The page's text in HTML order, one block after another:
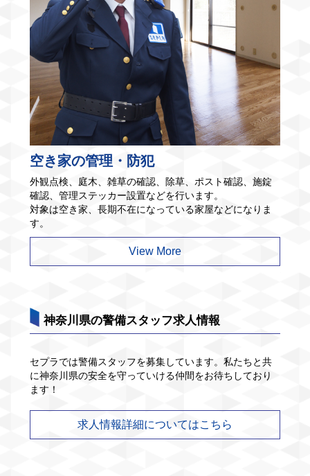
空き家の管理・防犯
外観点検、庭木、雑草の確認、除草、ポスト確認、施錠
確認、管理ステッカー設置などを行います。
対象は空き家、長期不在になっている家屋などになりま
す。
View More
神奈川県の警備スタッフ求人情報
セプラでは警備スタッフを募集しています。私たちと共
に神奈川県の安全を守っていける仲間をお待ちしており
ます！
求人情報詳細についてはこちら